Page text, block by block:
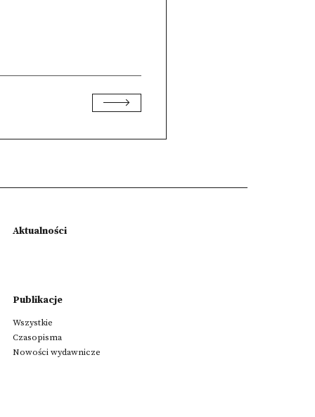
Aktualności
Publikacje
Wszystkie
Czasopisma
Nowości wydawnicze